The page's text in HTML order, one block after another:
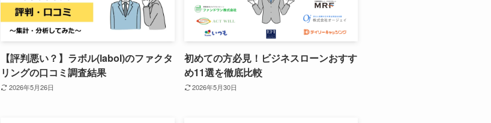
【評判悪い？】ラボル(labol)のファクタ
リングの口コミ調査結果
2026年5月26日
初めての方必見！ビジネスローンおすす
め11選を徹底比較
2026年5月30日